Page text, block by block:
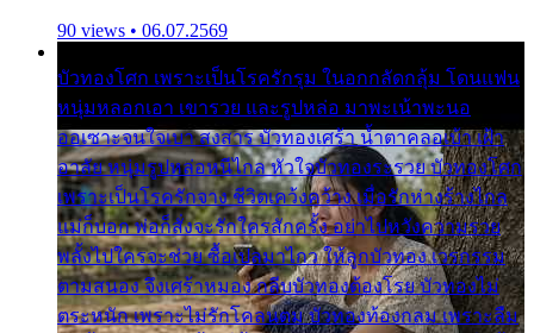
90 views • 06.07.2569
บัวทองโศก เพราะเป็นโรครักรุม ในอกกลัดกลุ้ม โดนแฟน
หนุ่มหลอกเอา เขารวย และรูปหล่อ มาพะเน้าพะนอ
ออเซาะจนใจเบา สงสาร บัวทองเศร้า น้ำตาคลอเบ้า เฝ้า
อาลัย หนุ่มรูปหล่อหนีไกล หัวใจบัวทองระรวย บัวทองโศก
เพราะเป็นโรครักจาง ชีวิตเคว้งคว้าง เมื่อรักห่างร้างไกล
แม่ก็บอก พ่อก็สั่งจะรักใครสักครั้ง อย่าไปหวังความรวย
พลั้งไปใครจะช่วย ซื้อเปลมาไกว ให้ลูกบัวทอง เวรกรรม
ตามสนอง จึงเศร้าหมอง กลีบบัวทองต้องโรย บัวทองไม่
ตระหนัก เพราะไม่รักโคลนตม บัวทองท้องกลม เพราะลืม